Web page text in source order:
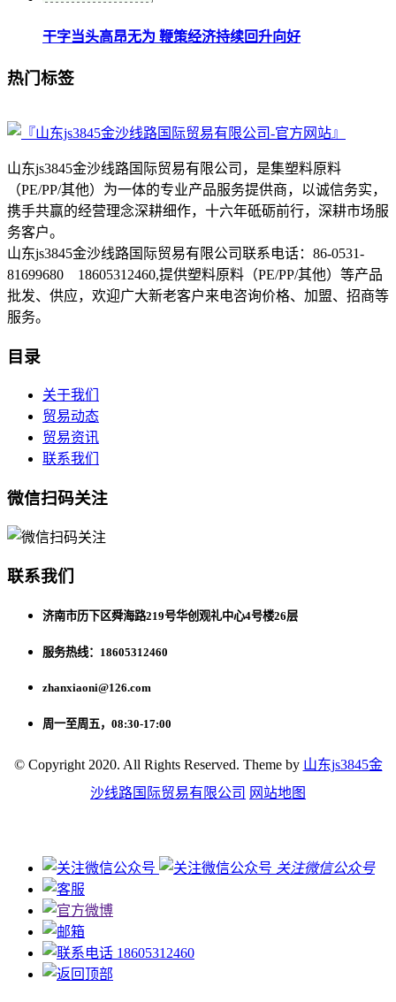
干字当头高昂无为 鞭策经济持续回升向好
热门标签
山东js3845金沙线路国际贸易有限公司，是集塑料原料
（PE/PP/其他）为一体的专业产品服务提供商，以诚信务实，
携手共赢的经营理念深耕细作，十六年砥砺前行，深耕市场服
务客户。
山东js3845金沙线路国际贸易有限公司联系电话：86-0531-
81699680 18605312460,提供塑料原料（PE/PP/其他）等产品
批发、供应，欢迎广大新老客户来电咨询价格、加盟、招商等
服务。
目录
关于我们
贸易动态
贸易资讯
联系我们
微信扫码关注
联系我们
济南市历下区舜海路219号华创观礼中心4号楼26层
服务热线：18605312460
zhanxiaoni@126.com
周一至周五，08:30-17:00
© Copyright 2020. All Rights Reserved. Theme by 山东js3845金
沙线路国际贸易有限公司 网站地图
关注微信公众号
18605312460